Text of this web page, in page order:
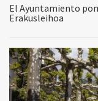
El Ayuntamiento
Erakusleihoa